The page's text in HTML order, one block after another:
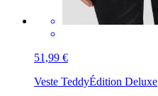
51,99 €
Veste TeddyÉdition Deluxe